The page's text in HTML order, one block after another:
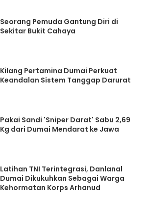
Seorang Pemuda Gantung Diri di
Sekitar Bukit Cahaya
Kilang Pertamina Dumai Perkuat
Keandalan Sistem Tanggap Darurat
Pakai Sandi 'Sniper Darat' Sabu 2,69
Kg dari Dumai Mendarat ke Jawa
Latihan TNI Terintegrasi, Danlanal
Dumai Dikukuhkan Sebagai Warga
Kehormatan Korps Arhanud